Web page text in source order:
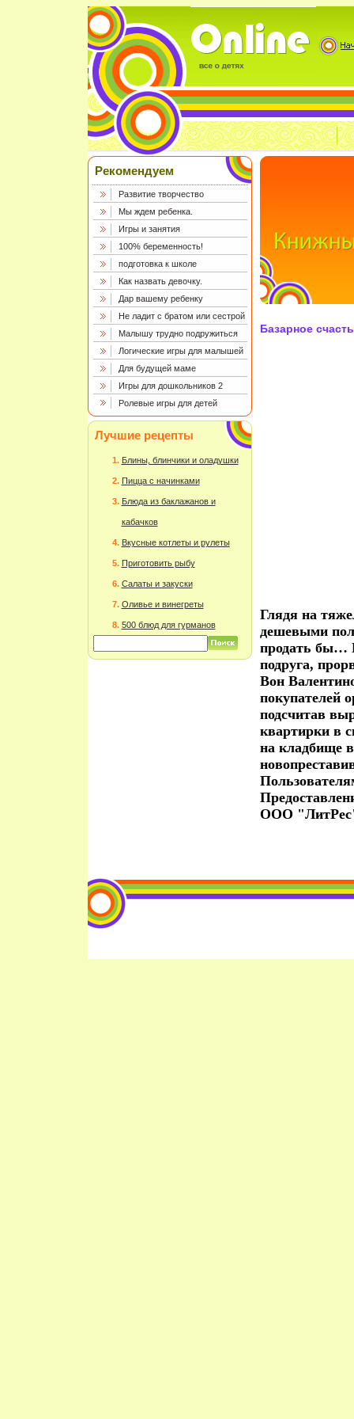
Рекомендуем
Развитие творчество
Мы ждем ребенка.
Игры и занятия
100% беременность!
подготовка к школе
Как назвать девочку.
Дар вашему ребенку
Не ладит с братом или сестрой
Малышу трудно подружиться
Логические игры для малышей
Для будущей маме
Игры для дошкольников 2
Ролевые игры для детей
Лучшие рецепты
Блины, блинчики и оладушки
Пицца с начинками
Блюда из баклажанов и
кабачков
Вкусные котлеты и рулеты
Приготовить рыбу
Салаты и закуски
Оливье и винегреты
500 блюд для гурманов
Базарное
Глядя на
дешевыми
продать бы…
подруга,
Вон
покупателей
подсчитав
квартирки в
на кладбище
ООО